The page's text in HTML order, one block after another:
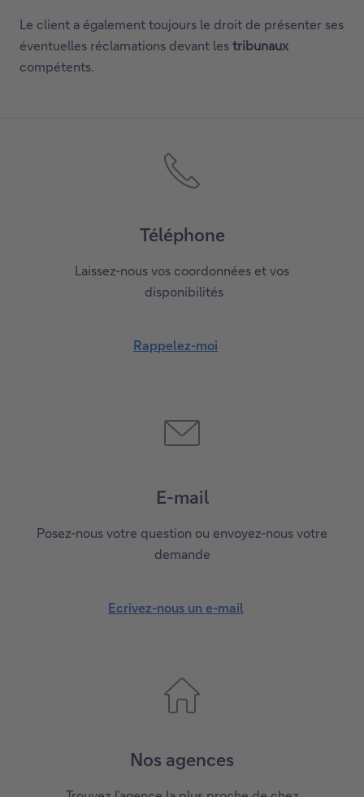
Le client a également toujours le droit de présenter ses
éventuelles réclamations devant lestribunaux
compétents.
Téléphone
Laissez-nous vos coordonnées et vos
disponibilités
Rappelez-moi
E-mail
Posez-nous votre question ou envoyez-nous votre
demande
Ecrivez-nous un e-mail
Nos agences